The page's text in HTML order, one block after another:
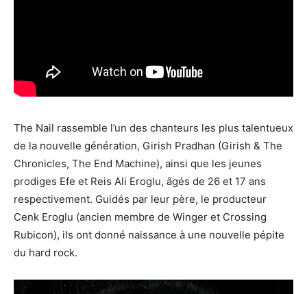
The Nail rassemble l’un des chanteurs les plus talentueux
de la nouvelle génération, Girish Pradhan (Girish & The
Chronicles, The End Machine), ainsi que les jeunes
prodiges Efe et Reis Ali Eroglu, âgés de 26 et 17 ans
respectivement. Guidés par leur père, le producteur
Cenk Eroglu (ancien membre de Winger et Crossing
Rubicon), ils ont donné naissance à une nouvelle pépite
du hard rock.